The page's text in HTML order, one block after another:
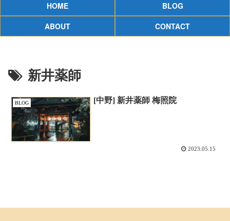
HOME
BLOG
ABOUT
CONTACT
新井薬師
BLOG [中野] 新井薬師 梅照院
2023.05.15